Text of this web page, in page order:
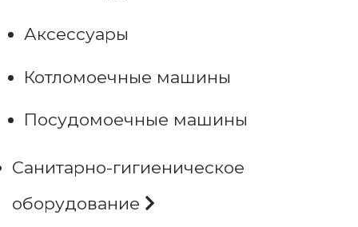
Аксессуары
Котломоечные машины
Посудомоечные машины
Санитарно-гигиеническое
оборудование